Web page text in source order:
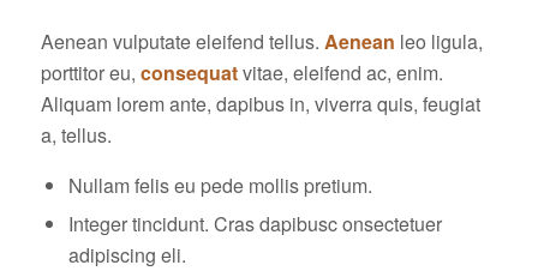
Aenean vulputate eleifend tellus. Aenean leo ligula,
porttitor eu, consequatvitae, eleifend ac, enim.
Aliquam lorem ante, dapibus in, viverra quis, feugiat
a, tellus.
Nullam felis eu pede mollis pretium.
Integer tincidunt. Cras dapibusc onsectetuer
adipiscing eli.